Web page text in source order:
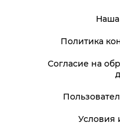
Наша
Политика
Согласие на
Условия